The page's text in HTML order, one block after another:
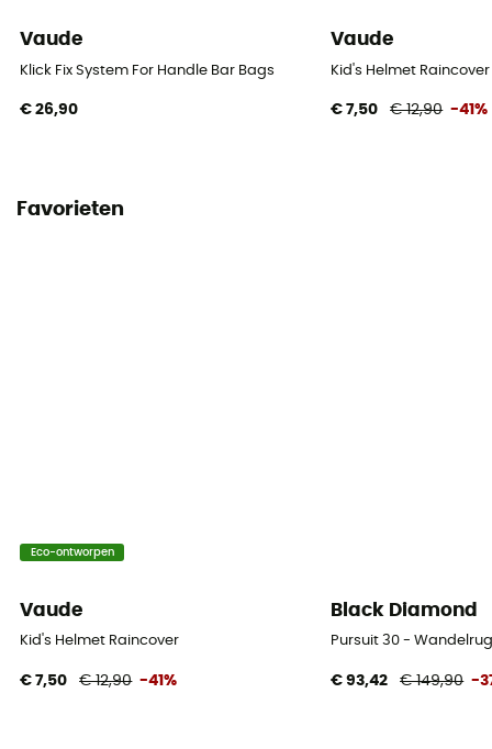
Vaude
Klick Fix System For Handle Bar Bags
€ 26,90
Vaude
Kid's Helmet Raincover
€ 7,50 € 12,90 -41%
Favorieten
Eco-ontworpen
Vaude
Kid's Helmet Raincover
€ 7,50 € 12,90 -41%
Black Diamond
Pursuit 30 -
€ 93,42 € 149,90 -